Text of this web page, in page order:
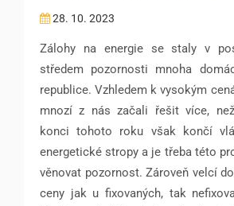
28. 10. 2023
Zálohy na energie se staly v
středem pozornosti mnoha
republice. Vzhledem k vysokým
mnozí z nás začali řešit více,
konci tohoto roku však končí
energetické stropy a je třeba této
věnovat pozornost. Zároveň velcí
ceny jak u fixovaných, tak